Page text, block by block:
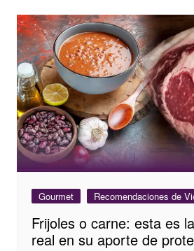
Gourmet Recomendaciones de
Frijoles o carne: esta es
real en su aporte de